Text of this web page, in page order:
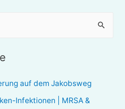
auf dem Jakobsweg
Infektionen | MRSA &